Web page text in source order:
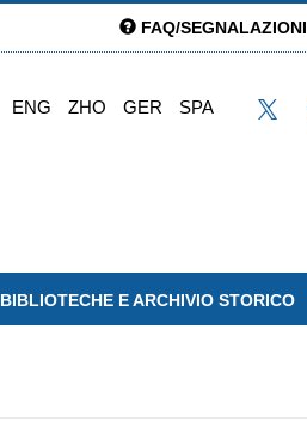
FAQ/SEGNALAZIONI
ENG ZHO GER SPA
BIBLIOTECHE E ARCHIVIO STORICO